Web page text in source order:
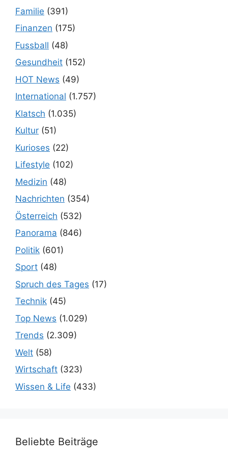
Familie (391)
Finanzen (175)
Fussball (48)
Gesundheit (152)
HOT News (49)
International (1.757)
Klatsch (1.035)
Kultur (51)
Kurioses (22)
Lifestyle (102)
Medizin (48)
Nachrichten (354)
Österreich (532)
Panorama (846)
Politik (601)
Sport (48)
Spruch des Tages (17)
Technik (45)
Top News (1.029)
Trends (2.309)
Welt (58)
Wirtschaft (323)
Wissen & Life (433)
Beliebte Beiträge